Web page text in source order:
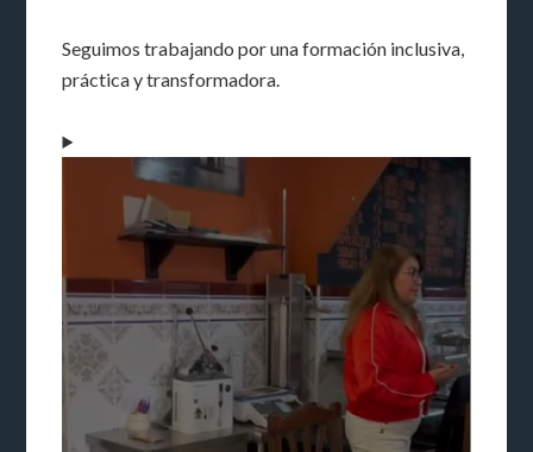
Seguimos trabajando por una formación inclusiva,
práctica y transformadora.